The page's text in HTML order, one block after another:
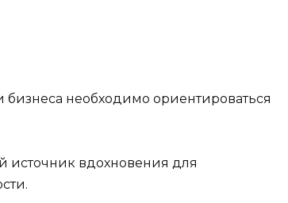
необходимо ориентироваться
источник вдохновения для